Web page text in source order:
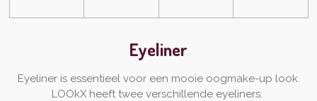
Eyeliner
Eyeliner is essentieel voor een mooie oogmake-up look.
LOOkX heeft twee verschillende eyeliners: